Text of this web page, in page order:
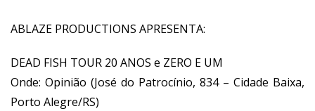
ABLAZE PRODUCTIONS APRESENTA:
DEAD FISH TOUR 20 ANOS e ZERO E UM
Onde: Opinião (José do Patrocínio, 834 – Cidade Baixa,
Porto Alegre/RS)